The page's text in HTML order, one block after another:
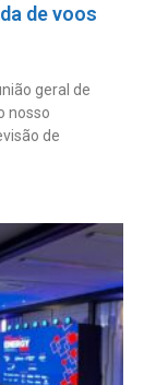
de voos
geral de
nosso
de